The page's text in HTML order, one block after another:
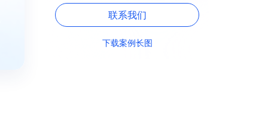
联系我们
下载案例长图